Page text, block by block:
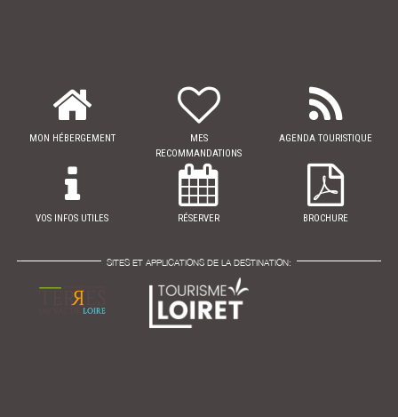
MON HÉBERGEMENT
MES
RECOMMANDATIONS
AGENDA TOURISTIQUE
VOS INFOS UTILES RÉSERVER BROCHURE
SITES ET APPLICATIONS DE LA DESTINATION: